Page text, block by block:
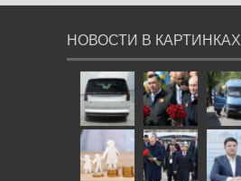
НОВОСТИ В КАРТИНКАХ